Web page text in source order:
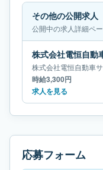
その他の公開求人
公開中の求人詳細ペ
株式会社電恒自動車
時給3,300円
求人を見る
応募フォーム